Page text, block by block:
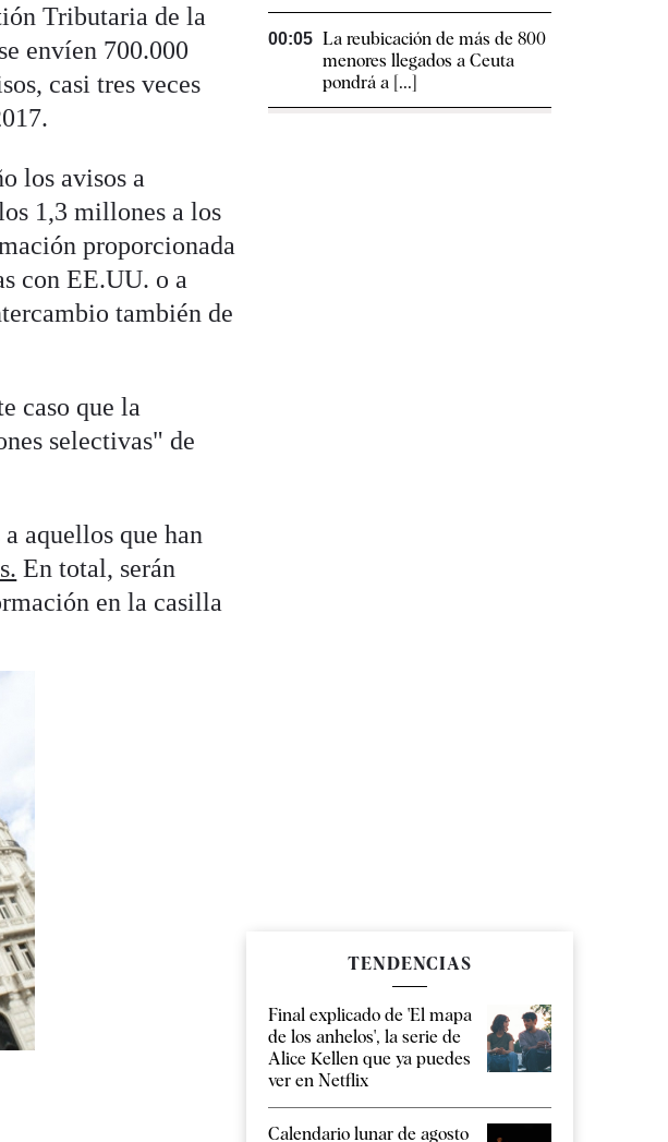
Tributaria de la
envíen 700.000
casi tres veces
los avisos a
1,3 millones a los
proporcionada
con EE.UU. o a
también de
caso que la
selectivas" de
aquellos que han
En total, serán
en la casilla
00:05 La reubicación de más de 800
menores llegados a Ceuta
pondrá a [...]
TENDENCIAS
Final explicado de 'El mapa
de los anhelos', la serie de
Alice Kellen que ya puedes
ver en Netflix
Calendario lunar de agosto